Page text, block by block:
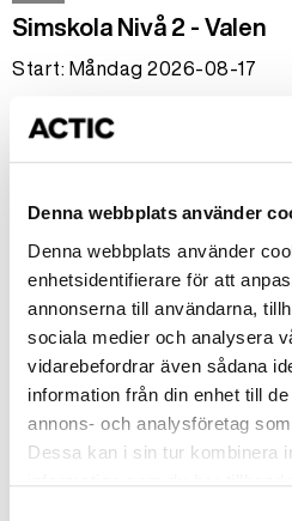
Denna webbplats använder
Denna webbplats använder
enhetsidentifierare för att
annonserna till användarna,
sociala medier och analysera
vidarebefordrar även sådana
information från din enhet till
annons- och analysföretag
Dessa kan i sin tur kombinera
Simskola Nivå 2 - Valen
Start: Måndag 2026-08-17
Simskola privatlektion
Start: Onsdag 2026-08-19
Tid: 17:45-18:15
Mörbybadet